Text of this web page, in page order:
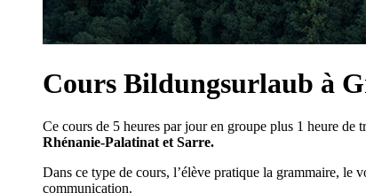
Cours Bildungsurlaub à
Ce cours de 5 heures par jour en groupe plus 1 heure
Rhénanie-Palatinat et Sarre.
Dans ce type de cours, l’élève pratique la grammaire, le
communication.